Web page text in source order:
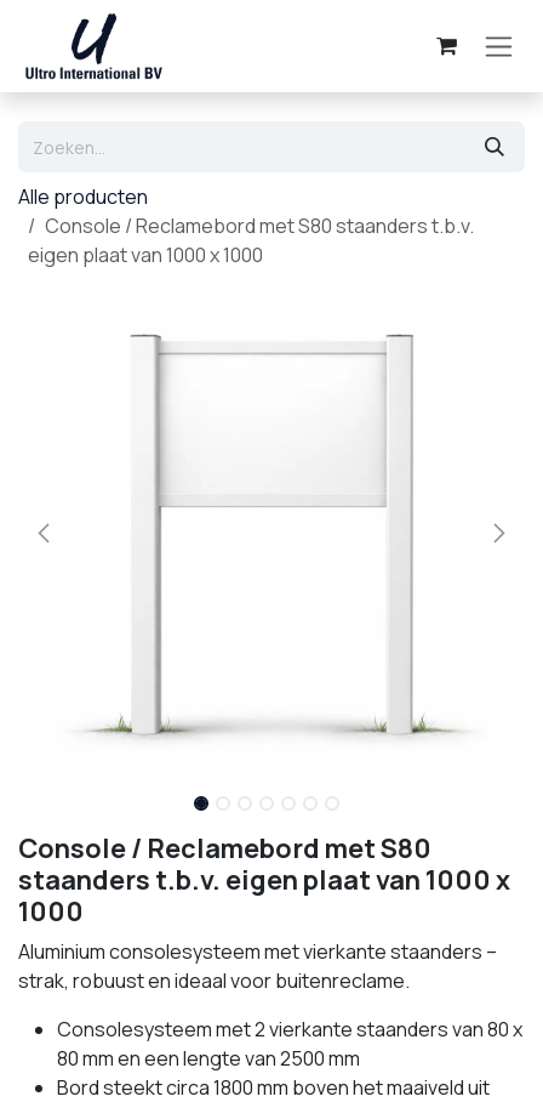
Overslaan naar inhoud
Alle producten
Console / Reclamebord met S80 staanders t.b.v.
eigen plaat van 1000 x 1000
Console / Reclamebord met S80
staanders t.b.v. eigen plaat van 1000 x
1000
Aluminium consolesysteem met vierkante staanders –
strak, robuust en ideaal voor buitenreclame.
Consolesysteem met 2 vierkante staanders van 80 x
80 mm en een lengte van 2500 mm
Bord steekt circa 1800 mm boven het maaiveld uit